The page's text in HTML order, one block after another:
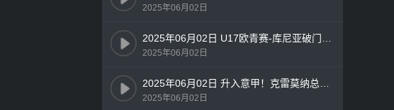
2025年06月02日
2025年06月02日 U17欧青赛-库尼亚破门内维斯建功 葡萄牙3-0完胜法国夺冠
2025年06月02日
2025年06月02日 升入意甲！克雷莫纳总分3-2斯佩齐亚 德卢卡双响斯佩齐亚2分钟2球
2025年06月02日